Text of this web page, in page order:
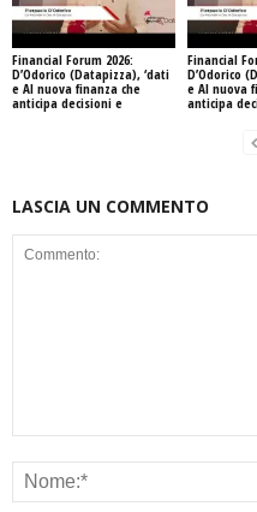
Financial Forum 2026:
D’Odorico (Datapizza), ‘dati
e AI nuova finanza che
anticipa decisioni e
Financial
D’Odorico
e AI nuova
anticipa
LASCIA UN COMMENTO